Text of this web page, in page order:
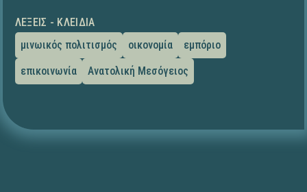
ΛΈΞΕΙΣ - ΚΛΕΙΔΙΆ
μινωικός πολιτισμός
οικονομία
εμπόριο
επικοινωνία
Ανατολική Μεσόγειος